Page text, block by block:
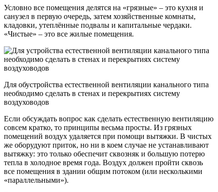
Условно все помещения делятся на «грязные» – это кухня и
санузел в первую очередь, затем хозяйственные комнаты,
кладовки, утеплённые подвалы и капитальные чердаки.
«Чистые» – это все жилые помещения.
Для обустройства естественной вентиляции канального типа
необходимо сделать в стенах и перекрытиях систему
воздуховодов
Если обсуждать вопрос как сделать естественную вентиляцию
совсем кратко, то принципы весьма просты. Из грязных
помещений воздух удаляется при помощи вытяжки. В чистых
же оборудуют приток, но ни в коем случае не устанавливают
вытяжку: это только обеспечит сквозняк и большую потерю
тепла в холодное время года. Воздух должен пройти сквозь
все помещения в здании общим потоком (или несколькими
«параллельными»).